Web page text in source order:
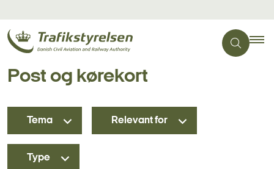
Post og kørekort
Tema Relevant for
Type